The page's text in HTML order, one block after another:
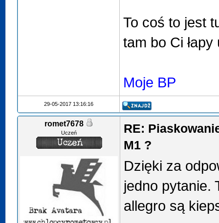
To coś to jest
tam bo Ci łapy
Moje BP
29-05-2017 13:16:16
romet7678
Uczeń
RE:
M1 ?
Dzięki za
jedno pytanie.
allegro są